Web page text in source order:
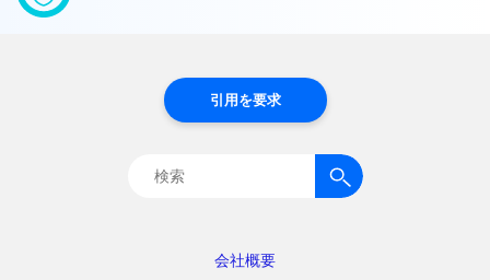
会社概要
引用を要求
検